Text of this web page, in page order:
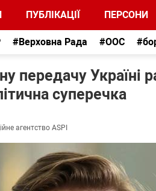
ПУБЛІКАЦІЇ ПЕРСОНИ
#Верховна Рада #ООС
передачу Україні
суперечка
агентство ASPI